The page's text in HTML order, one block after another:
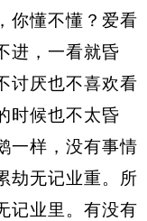
你懂不懂？爱看
进，一看就昏
讨厌也不喜欢看
时候也不太昏
一样，没有事情
劫无记业重。所
记业里。有没有